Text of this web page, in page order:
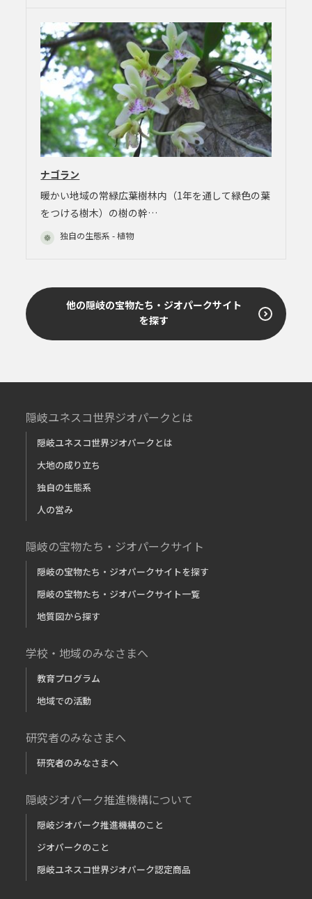
ナゴラン
暖かい地域の常緑広葉樹林内（1年を通して緑色の葉
をつける樹木）の樹の幹…
独自の生態系 - 植物
他の隠岐の宝物たち・ジオパークサイト
を探す
隠岐ユネスコ世界ジオパークとは
隠岐ユネスコ世界ジオパークとは
大地の成り立ち
独自の生態系
人の営み
隠岐の宝物たち・ジオパークサイト
隠岐の宝物たち・ジオパークサイトを探す
隠岐の宝物たち・ジオパークサイト一覧
地質図から探す
学校・地域のみなさまへ
教育プログラム
地域での活動
研究者のみなさまへ
研究者のみなさまへ
隠岐ジオパーク推進機構について
隠岐ジオパーク推進機構のこと
ジオパークのこと
隠岐ユネスコ世界ジオパーク認定商品